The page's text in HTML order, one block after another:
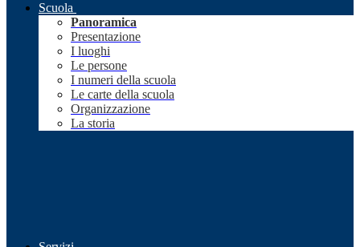
Scuola
Panoramica
Presentazione
I luoghi
Le persone
I numeri della scuola
Le carte della scuola
Organizzazione
La storia